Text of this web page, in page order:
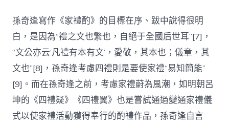
孫奇逢寫作《家禮酌》的目標在序、跋中說得很明
白，是因為“禮之文也繁也，自絕于全國后世耳”[7]，
“文公亦云‘凡禮有本有文’，愛敬，其本也；儀章，其
文也”[8]，孫奇逢考慮四禮則是要使家禮“易知簡能”
[9]。而在孫奇逢之前，考慮家禮蔚為風潮，如明朝呂
坤的《四禮疑》《四禮翼》也是嘗試通過變通家禮儀
式以使家禮活動獲得奉行的酌禮作品，孫奇逢自言